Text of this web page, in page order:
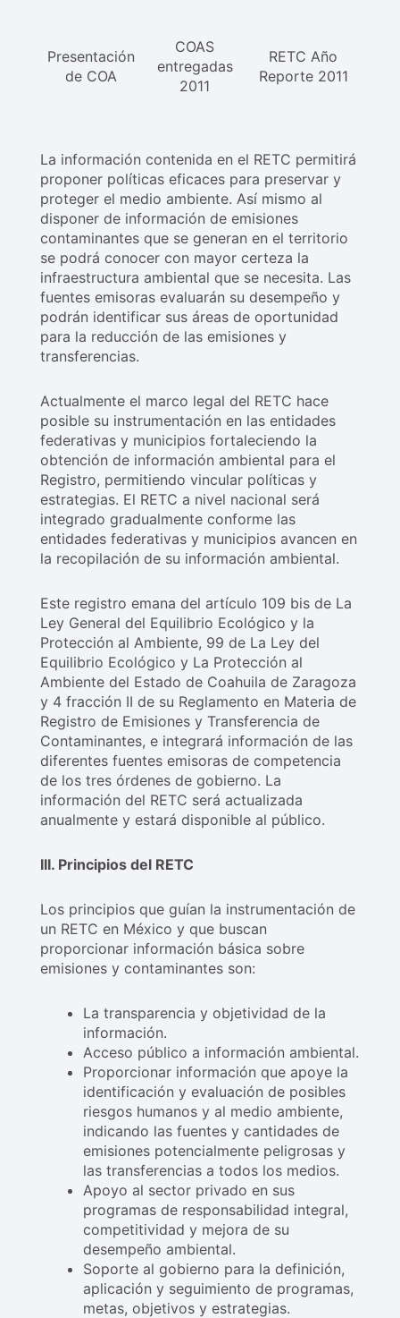
Presentación
de COA
COAS
entregadas
2011
RETC Año
Reporte 2011
La información contenida en el RETC permitirá
proponer políticas eficaces para preservar y
proteger el medio ambiente. Así mismo al
disponer de información de emisiones
contaminantes que se generan en el territorio
se podrá conocer con mayor certeza la
infraestructura ambiental que se necesita. Las
fuentes emisoras evaluarán su desempeño y
podrán identificar sus áreas de oportunidad
para la reducción de las emisiones y
transferencias.
Actualmente el marco legal del RETC hace
posible su instrumentación en las entidades
federativas y municipios fortaleciendo la
obtención de información ambiental para el
Registro, permitiendo vincular políticas y
estrategias. El RETC a nivel nacional será
integrado gradualmente conforme las
entidades federativas y municipios avancen en
la recopilación de su información ambiental.
Este registro emana del artículo 109 bis de La
Ley General del Equilibrio Ecológico y la
Protección al Ambiente, 99 de La Ley del
Equilibrio Ecológico y La Protección al
Ambiente del Estado de Coahuila de Zaragoza
y 4 fracción II de su Reglamento en Materia de
Registro de Emisiones y Transferencia de
Contaminantes, e integrará información de las
diferentes fuentes emisoras de competencia
de los tres órdenes de gobierno. La
información del RETC será actualizada
anualmente y estará disponible al público.
III. Principios del RETC
Los principios que guían la instrumentación de
un RETC en México y que buscan
proporcionar información básica sobre
emisiones y contaminantes son:
La transparencia y objetividad de la
información.
Acceso público a información ambiental.
Proporcionar información que apoye la
identificación y evaluación de posibles
riesgos humanos y al medio ambiente,
indicando las fuentes y cantidades de
emisiones potencialmente peligrosas y
las transferencias a todos los medios.
Apoyo al sector privado en sus
programas de responsabilidad integral,
competitividad y mejora de su
desempeño ambiental.
Soporte al gobierno para la definición,
aplicación y seguimiento de programas,
metas, objetivos y estrategias.